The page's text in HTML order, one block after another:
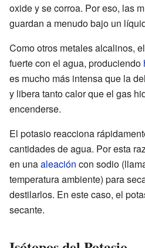
oxide y se corroa. Por eso, las
guardan a menudo bajo un
Como otros metales alcalinos,
fuerte con el agua, produciendo
es mucho más intensa que la del
y libera tanto calor que el gas
encenderse.
El potasio reacciona
cantidades de agua. Por esta
en unaaleación con sodio
temperatura ambiente) para
destilarlos. En este caso, el
secante.